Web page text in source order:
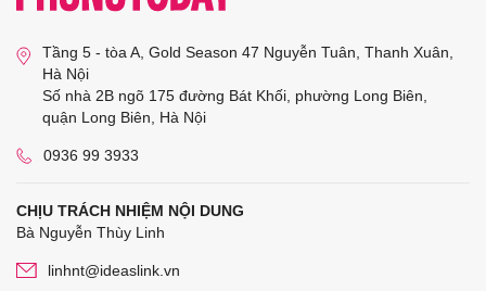
Tầng 5 - tòa A, Gold Season 47 Nguyễn Tuân, Thanh Xuân,
Hà Nội
Số nhà 2B ngõ 175 đường Bát Khối, phường Long Biên,
quận Long Biên, Hà Nội
0936 99 3933
CHỊU TRÁCH NHIỆM NỘI DUNG
Bà Nguyễn Thùy Linh
linhnt@ideaslink.vn